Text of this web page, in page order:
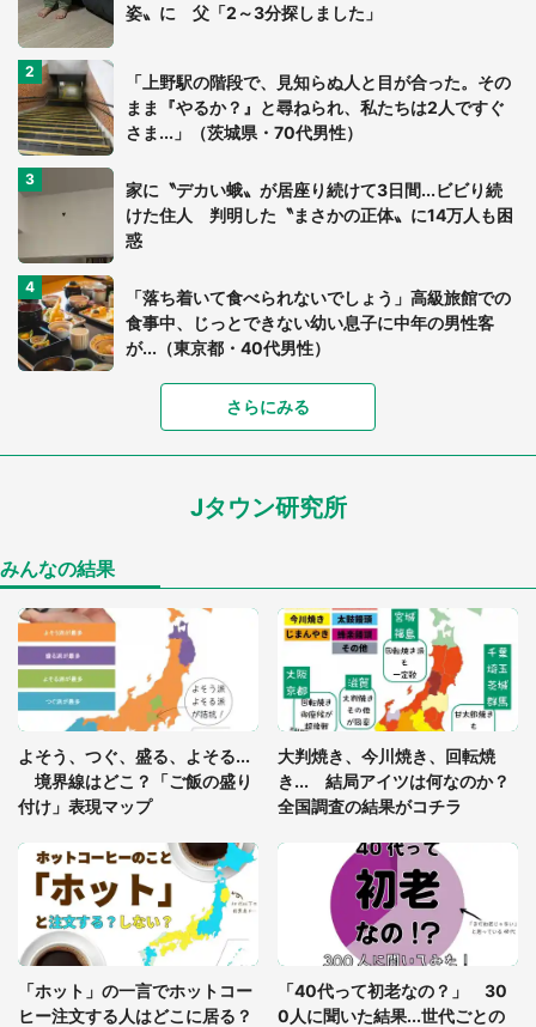
姿〟に 父「2～3分探しました」
「上野駅の階段で、見知らぬ人と目が合った。その
まま『やるか？』と尋ねられ、私たちは2人ですぐ
さま...」（茨城県・70代男性）
家に〝デカい蛾〟が居座り続けて3日間...ビビり続
けた住人 判明した〝まさかの正体〟に14万人も困
惑
「落ち着いて食べられないでしょう」高級旅館での
食事中、じっとできない幼い息子に中年の男性客
が...（東京都・40代男性）
「富豪すぎ」1歳息子の〝店頭駄々こね〟の内容に1.
7万人驚がく 「お菓子売り場ならまだしも...」「ハ
ードル高い」
あまりにも四角すぎる猫、激写される 「これもう
「閉所恐怖症の私は新幹線で大パニック。隣席の青
年に『手を繋いで』とお願いしたら...」 体験談に
8万人感動
グっちゃってた〝野生の野菜〟に6.5万人戦慄
「○○がない街に住んでいます」住人の呟きに30万
人驚がく 何が存在しないか、あなたはわかる？
「修学旅行に途中参加する娘を送って行ったら、真
っ暗な道で遭難状態。なんとか見つけた民家に助け
を求めると、住人の男性が...」
さらにみる
Jタウン研究所
みんなの結果
よそう、つぐ、盛る、よそる...
境界線はどこ？「ご飯の盛り
付け」表現マップ
大判焼き、今川焼き、回転焼
き... 結局アイツは何なのか？
全国調査の結果がコチラ
「ホット」の一言でホットコー
ヒー注文する人はどこに居る？
「40代って初老なの？」 30
0人に聞いた結果...世代ごとの